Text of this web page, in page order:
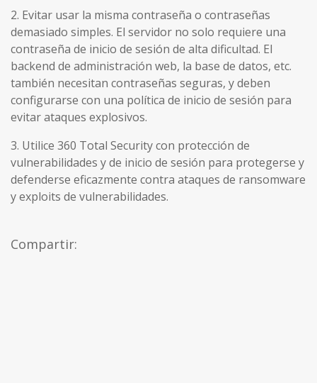
2. Evitar usar la misma contraseña o contraseñas
demasiado simples. El servidor no solo requiere una
contraseña de inicio de sesión de alta dificultad. El
backend de administración web, la base de datos, etc.
también necesitan contraseñas seguras, y deben
configurarse con una política de inicio de sesión para
evitar ataques explosivos.
3. Utilice 360 ​​Total Security con protección de
vulnerabilidades y de inicio de sesión para protegerse y
defenderse eficazmente contra ataques de ransomware
y exploits de vulnerabilidades.
Compartir: